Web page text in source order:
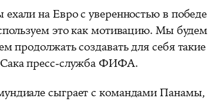
на Евро с уверенностью в победе
это как мотивацию. Мы будем
продолжать создавать для себя такие
пресс-служба ФИФА.
сыграет с командами Панамы,